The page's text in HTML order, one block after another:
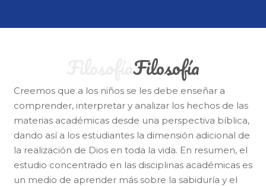
Filosofía
Creemos que a los niños se les debe enseñar a
comprender, interpretar y analizar los hechos de las
materias académicas desde una perspectiva bíblica,
dando así a los estudiantes la dimensión adicional de
la realización de Dios en toda la vida. En resumen, el
estudio concentrado en las disciplinas académicas es
un medio de aprender más sobre la sabiduría y el